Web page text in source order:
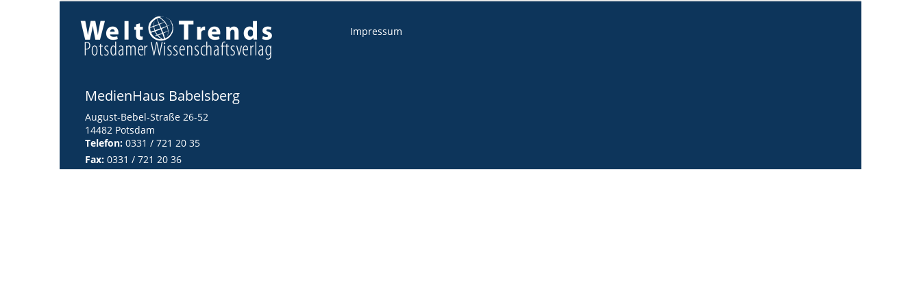
MedienHaus Babelsberg
August-Bebel-Straße 26-52
14482 Potsdam
Telefon: 0331 / 721 20 35
Fax: 0331 / 721 20 36
Impressum